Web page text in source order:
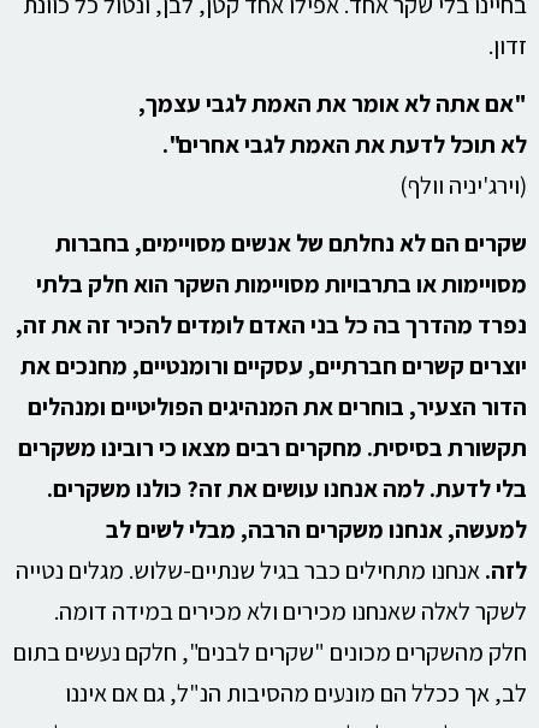
זדון.
"אם אתה לא אומר את האמת לגבי עצמך,
לא תוכל לדעת את האמת לגבי אחרים".
(וירג'יניה וולף)
שקרים הם לא נחלתם של אנשים מסויימים, בחברות
מסויימות או בתרבויות מסויימות השקר הוא חלק בלתי
נפרד מהדרך בה כל בני האדם לומדים להכיר זה את זה,
יוצרים קשרים חברתיים, עסקיים ורומנטיים, מחנכים את
הדור הצעיר, בוחרים את המנהיגים הפוליטיים ומנהלים
תקשורת בסיסית. מחקרים רבים מצאו כי רובינו משקרים
בלי לדעת. למה אנחנו עושים את זה? כולנו משקרים.
למעשה, אנחנו משקרים הרבה, מבלי לשים לב
לזה.אנחנו מתחילים כבר בגיל שנתיים-שלוש. מגלים נטייה
לשקר לאלה שאנחנו מכירים ולא מכירים במידה דומה.
חלק מהשקרים מכונים "שקרים לבנים", חלקם נעשים בתום
לב, אך ככלל הם מונעים מהסיבות הנ"ל, גם אם איננו